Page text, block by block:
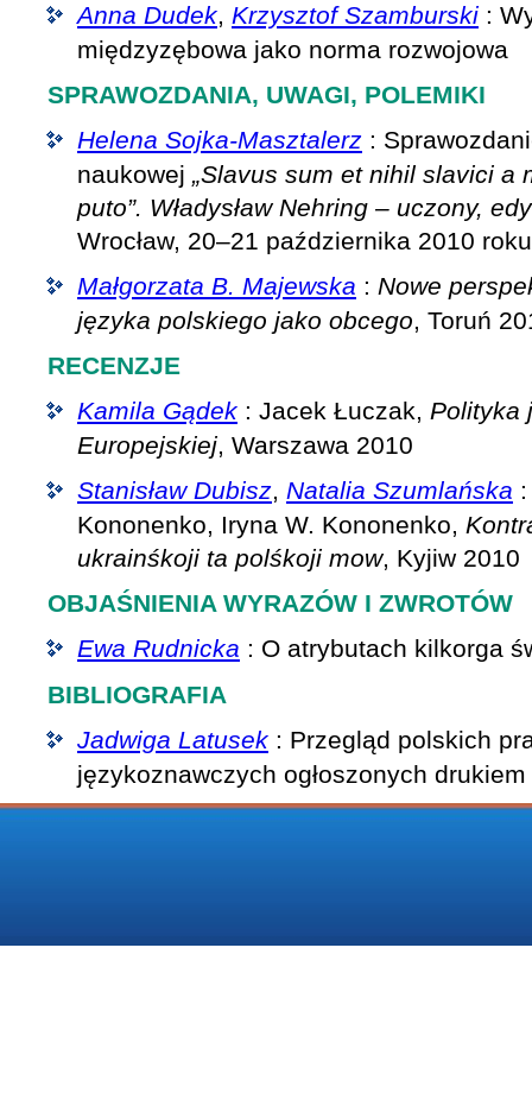
Anna Dudek, Krzysztof Szamburski :
międzyzębowa jako norma rozwojowa
SPRAWOZDANIA, UWAGI, POLEMIKI
Helena Sojka-Masztalerz :
naukowej „Slavus sum et nihil slavici a
puto”. Władysław Nehring – uczony,
Wrocław, 20–21 października 2010 roku
Małgorzata B. Majewska : Nowe
języka polskiego jako obcego, Toruń
RECENZJE
Kamila Gądek : Jacek Łuczak, Polityka
Europejskiej, Warszawa 2010
Stanisław Dubisz, Natalia Szumlańska
Kononenko, Iryna W. Kononenko,
ukrainśkoji ta polśkoji mow, Kyjiw 2010
OBJAŚNIENIA WYRAZÓW I ZWROTÓW
Ewa Rudnicka : O atrybutach kilkorga
BIBLIOGRAFIA
Jadwiga Latusek : Przegląd polskich
językoznawczych ogłoszonych